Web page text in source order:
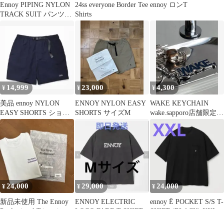
Ennoy PIPING NYLON
TRACK SUIT パンツの
24ss everyone Border Tee
Shirts
ennoy ロンT
¥ 14,999
美品 ennoy NYLON
EASY SHORTS ショー
ツ ネイビー L
¥23,000
ENNOY NYLON EASY
SHORTS サイズM
¥4,300
WAKE KEYCHAIN
wake.sapporo店舗限定
キーホルダー
¥24,000
新品未使用 The Ennoy
¥29,000
ENNOY ELECTRIC
¥24,000
ennoy Ē POCKET S/S T-